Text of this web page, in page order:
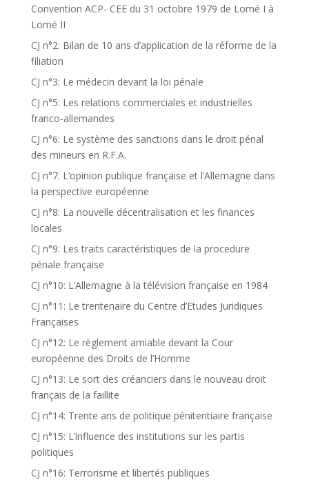
Convention ACP- CEE du 31 octobre 1979 de Lomé I à
Lomé II
CJ n°2: Bilan de 10 ans d’application de la réforme de la
filiation
CJ n°3: Le médecin devant la loi pénale
CJ n°5: Les relations commerciales et industrielles
franco-allemandes
CJ n°6: Le système des sanctions dans le droit pénal
des mineurs en R.F.A.
CJ n°7: L’opinion publique française et l’Allemagne dans
la perspective européenne
CJ n°8: La nouvelle décentralisation et les finances
locales
CJ n°9: Les traits caractéristiques de la procedure
pénale française
CJ n°10: L’Allemagne à la télévision française en 1984
CJ n°11: Le trentenaire du Centre d’Etudes Juridiques
Françaises
CJ n°12: Le règlement amiable devant la Cour
européenne des Droits de l’Homme
CJ n°13: Le sort des créanciers dans le nouveau droit
français de la faillite
CJ n°14: Trente ans de politique pénitentiaire française
CJ n°15: L’influence des institutions sur les partis
politiques
CJ n°16: Terrorisme et libertés publiques